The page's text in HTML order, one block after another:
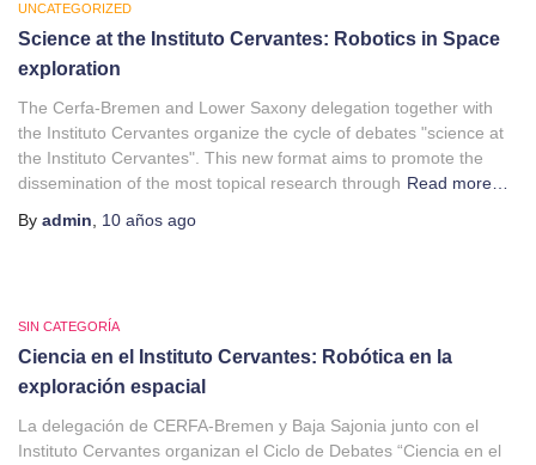
UNCATEGORIZED
Science at the Instituto Cervantes: Robotics in Space
exploration
The Cerfa-Bremen and Lower Saxony delegation together with
the Instituto Cervantes organize the cycle of debates "science at
the Instituto Cervantes". This new format aims to promote the
dissemination of the most topical research through Read more…
By admin, 10 años ago
SIN CATEGORÍA
Ciencia en el Instituto Cervantes: Robótica en la
exploración espacial
La delegación de CERFA-Bremen y Baja Sajonia junto con el
Instituto Cervantes organizan el Ciclo de Debates “Ciencia en el